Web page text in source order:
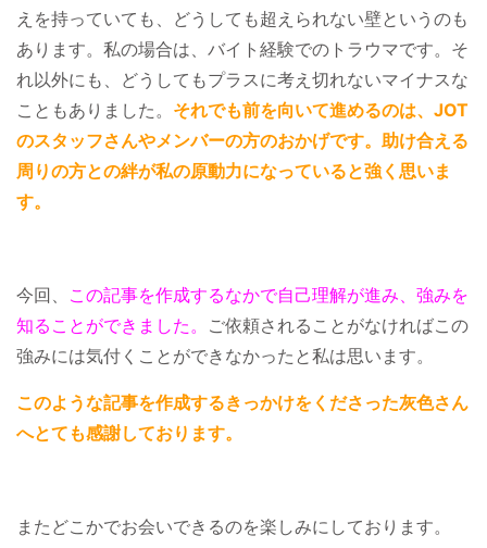
えを持っていても、どうしても超えられない壁というのも
あります。私の場合は、バイト経験でのトラウマです。そ
れ以外にも、どうしてもプラスに考え切れないマイナスな
こともありました。 それでも前を向いて進めるのは、JOT
のスタッフさんやメンバーの方のおかげです。助け合える
周りの方との絆が私の原動力になっていると強く思いま
す。
今回、 この記事を作成するなかで自己理解が進み、強みを
知ることができました。 ご依頼されることがなければこの
強みには気付くことができなかったと私は思います。
このような記事を作成するきっかけをくださった灰色さん
へとても感謝しております。
またどこかでお会いできるのを楽しみにしております。